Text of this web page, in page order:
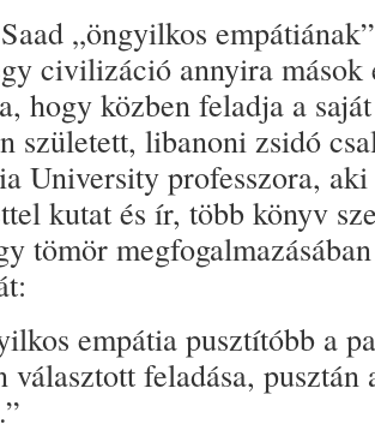
„öngyilkos
civilizáció annyira mások
hogy közben feladja a
született, libanoni zsidó
University professzora,
kutat és ír, több könyv
tömör
empátia pusztítóbb a
választott feladása,